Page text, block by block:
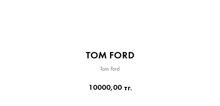
TOM FORD
Tom Ford
10000,00 тг.